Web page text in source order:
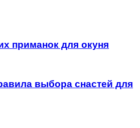
приманок для окуня
выбора снастей для